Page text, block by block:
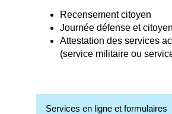
Recensement citoyen
Journée défense et
Attestation des services
(service militaire ou
Services en ligne et formulaires